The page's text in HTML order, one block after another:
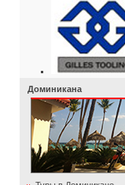
Доминикана